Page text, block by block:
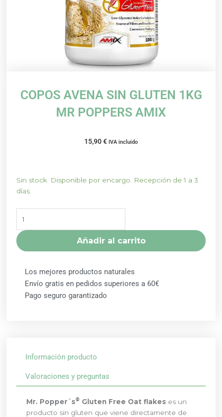
COPOS AVENA SIN GLUTEN 1KG
MR POPPERS AMIX
15,90€ IVA incluido
Sin stock. Disponible por encargo. Recepción de 1 a 3
días.
COPOS
AVENA
1KG
MR
POPPERS
Añadir al carrito
Los mejores productos naturales
Envío gratis en pedidos superiores a 60€
Pago seguro garantizado
Información producto
Valoraciones y preguntas
Mr. Popper´s® Gluten Free Oat flakes es un
producto sin gluten que viene directamente de